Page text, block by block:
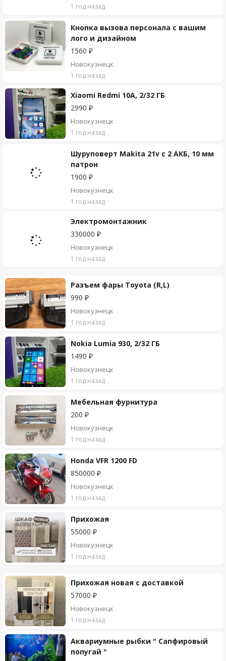
1 год назад
Кнопка вызова персонала с вашим
лого и дизайном
1560 ₽
Новокузнецк
1 год назад
Xiaomi Redmi 10A, 2/32 ГБ
2990 ₽
Новокузнецк
1 год назад
Шуруповерт Makita 21v с 2 АКБ, 10 мм
патрон
1900 ₽
Новокузнецк
1 год назад
Электромонтажник
330000 ₽
Новокузнецк
1 год назад
Разъем фары Toyota (R,L)
990 ₽
Новокузнецк
1 год назад
Nokia Lumia 930, 2/32 ГБ
1490 ₽
Новокузнецк
1 год назад
Мебельная фурнитура
200 ₽
Новокузнецк
1 год назад
Honda VFR 1200 FD
850000 ₽
Новокузнецк
1 год назад
Прихожая
55000 ₽
Новокузнецк
1 год назад
Прихожая новая с доставкой
57000 ₽
Новокузнецк
1 год назад
Аквариумные рыбки " Сапфировый
попугай "